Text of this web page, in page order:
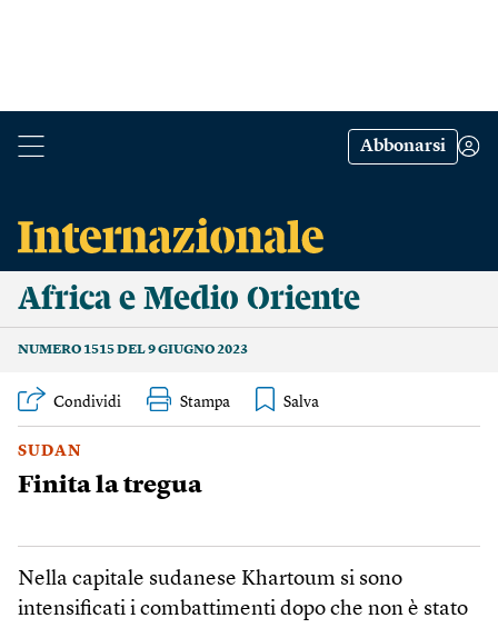
Abbonarsi
Africa e Medio Oriente
NUMERO 1515 DEL 9 GIUGNO 2023
Condividi Stampa
SUDAN
Finita la tregua
Nella capitale sudanese Khartoum si sono
intensificati i combattimenti dopo che non è stato